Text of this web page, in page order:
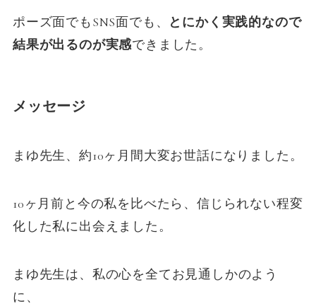
ポーズ面でもSNS面でも、
とにかく実践的なので
結果が出るのが実感できました。
メッセージ
まゆ先生、約10ヶ月間大変お世話になりました。
10ヶ月前と今の私を比べたら、信じられない程変
化した私に出会えました。
まゆ先生は、私の心を全てお見通しかのよう
に、